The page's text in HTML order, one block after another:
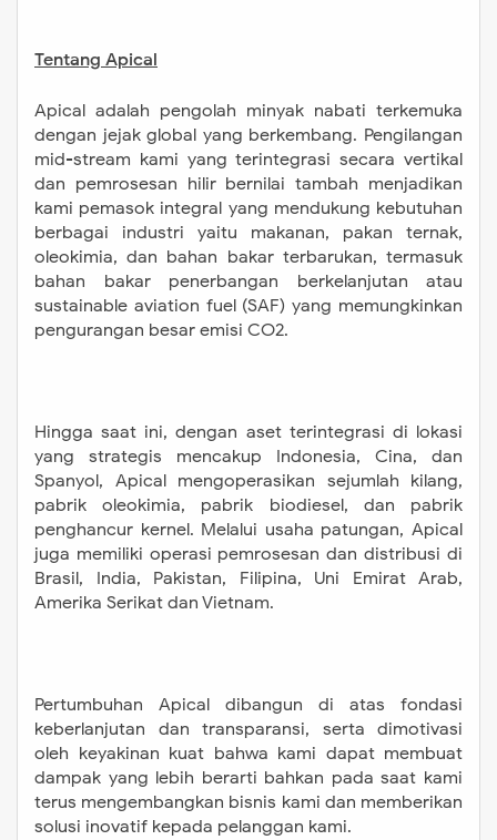
Tentang Apical
Apical adalah pengolah minyak nabati terkemuka
dengan jejak global yang berkembang. Pengilangan
mid-stream kami yang terintegrasi secara vertikal
dan pemrosesan hilir bernilai tambah menjadikan
kami pemasok integral yang mendukung kebutuhan
berbagai industri yaitu makanan, pakan ternak,
oleokimia, dan bahan bakar terbarukan, termasuk
bahan bakar penerbangan berkelanjutan atau
sustainable aviation fuel (SAF) yang memungkinkan
pengurangan besar emisi CO2.
Hingga saat ini, dengan aset terintegrasi di lokasi
yang strategis mencakup Indonesia, Cina, dan
Spanyol, Apical mengoperasikan sejumlah kilang,
pabrik oleokimia, pabrik biodiesel, dan pabrik
penghancur kernel. Melalui usaha patungan, Apical
juga memiliki operasi pemrosesan dan distribusi di
Brasil, India, Pakistan, Filipina, Uni Emirat Arab,
Amerika Serikat dan Vietnam.
Pertumbuhan Apical dibangun di atas fondasi
keberlanjutan dan transparansi, serta dimotivasi
oleh keyakinan kuat bahwa kami dapat membuat
dampak yang lebih berarti bahkan pada saat kami
terus mengembangkan bisnis kami dan memberikan
solusi inovatif kepada pelanggan kami.